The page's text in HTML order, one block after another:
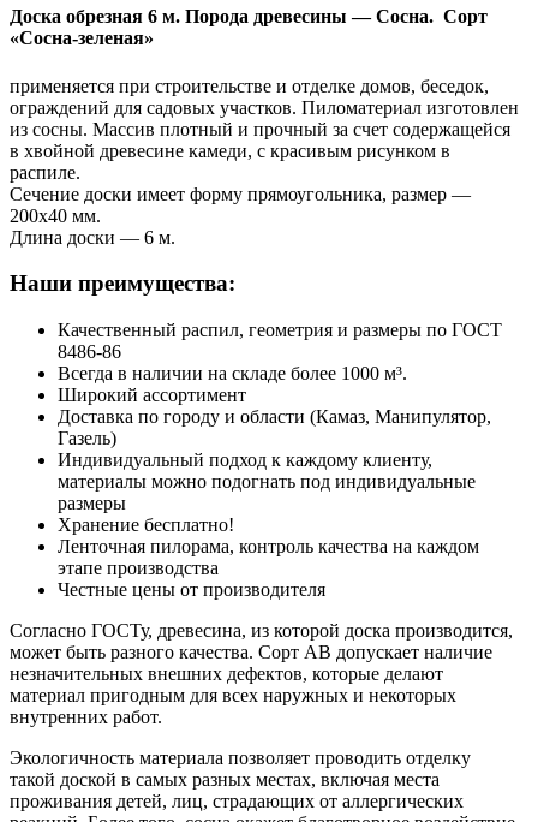
Доска обрезная 6 м. Порода древесины — Сосна. Сорт
«Сосна-зеленая»
применяется при строительстве и отделке домов, беседок,
ограждений для садовых участков. Пиломатериал изготовлен
из сосны. Массив плотный и прочный за счет содержащейся
в хвойной древесине камеди, с красивым рисунком в
распиле.
Сечение доски имеет форму прямоугольника, размер —
200х40 мм.
Длина доски — 6 м.
Наши преимущества:
Качественный распил, геометрия и размеры по ГОСТ
8486-86
Всегда в наличии на складе более 1000 м³.
Широкий ассортимент
Доставка по городу и области (Камаз, Манипулятор,
Газель)
Индивидуальный подход к каждому клиенту,
материалы можно подогнать под индивидуальные
размеры
Хранение бесплатно!
Ленточная пилорама, контроль качества на каждом
этапе производства
Честные цены от производителя
Согласно ГОСТу, древесина, из которой доска производится,
может быть разного качества. Сорт АВ допускает наличие
незначительных внешних дефектов, которые делают
материал пригодным для всех наружных и некоторых
внутренних работ.
Экологичность материала позволяет проводить отделку
такой доской в самых разных местах, включая места
проживания детей, лиц, страдающих от аллергических